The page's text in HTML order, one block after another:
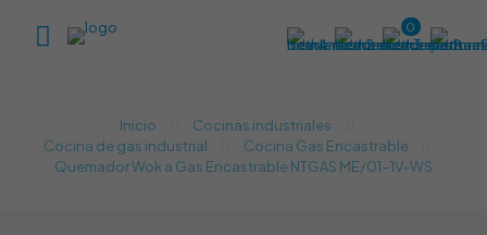
0
Inicio
Cocinas industriales
Cocina de gas industrial​
Cocina Gas Encastrable
Quemador Wok a Gas Encastrable NTGAS ME/01-1V-WS